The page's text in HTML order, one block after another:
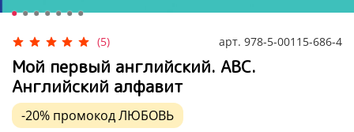
(5) арт. 978-5-00115-686-4
Мой первый английский. ABC.
Английский алфавит
-20% промокодЛЮБОВЬ